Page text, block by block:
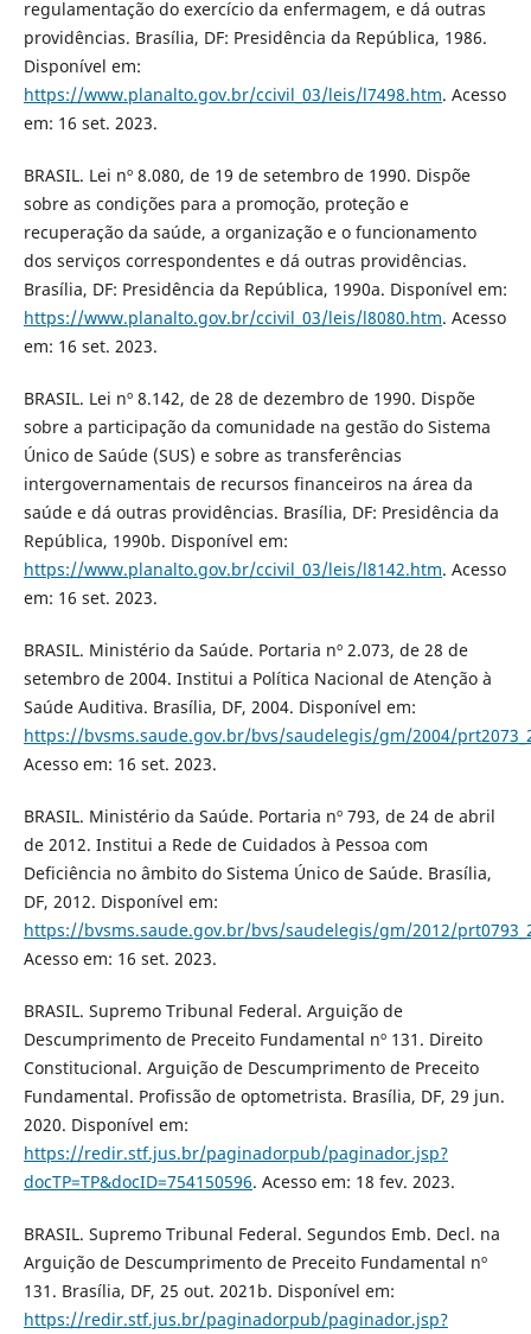
regulamentação do exercício da enfermagem, e dá outras
providências. Brasília, DF: Presidência da República, 1986.
Disponível em:
https://www.planalto.gov.br/ccivil_03/leis/l7498.htm. Acesso
em: 16 set. 2023.
BRASIL. Lei nº 8.080, de 19 de setembro de 1990. Dispõe
sobre as condições para a promoção, proteção e
recuperação da saúde, a organização e o funcionamento
dos serviços correspondentes e dá outras providências.
Brasília, DF: Presidência da República, 1990a. Disponível em:
https://www.planalto.gov.br/ccivil_03/leis/l8080.htm. Acesso
em: 16 set. 2023.
BRASIL. Lei nº 8.142, de 28 de dezembro de 1990. Dispõe
sobre a participação da comunidade na gestão do Sistema
Único de Saúde (SUS) e sobre as transferências
intergovernamentais de recursos financeiros na área da
saúde e dá outras providências. Brasília, DF: Presidência da
República, 1990b. Disponível em:
https://www.planalto.gov.br/ccivil_03/leis/l8142.htm. Acesso
em: 16 set. 2023.
BRASIL. Ministério da Saúde. Portaria nº 2.073, de 28 de
setembro de 2004. Institui a Política Nacional de Atenção à
Saúde Auditiva. Brasília, DF, 2004. Disponível em:
https://bvsms.saude.gov.br/bvs/saudelegis/gm/2004/
Acesso em: 16 set. 2023.
BRASIL. Ministério da Saúde. Portaria nº 793, de 24 de abril
de 2012. Institui a Rede de Cuidados à Pessoa com
Deficiência no âmbito do Sistema Único de Saúde. Brasília,
DF, 2012. Disponível em:
https://bvsms.saude.gov.br/bvs/saudelegis/gm/2012/
Acesso em: 16 set. 2023.
BRASIL. Supremo Tribunal Federal. Arguição de
Descumprimento de Preceito Fundamental nº 131. Direito
Constitucional. Arguição de Descumprimento de Preceito
Fundamental. Profissão de optometrista. Brasília, DF, 29 jun.
2020. Disponível em:
https://redir.stf.jus.br/paginadorpub/paginador.jsp?
docTP=TP&docID=754150596. Acesso em: 18 fev. 2023.
BRASIL. Supremo Tribunal Federal. Segundos Emb. Decl. na
Arguição de Descumprimento de Preceito Fundamental nº
131. Brasília, DF, 25 out. 2021b. Disponível em:
https://redir.stf.jus.br/paginadorpub/paginador.jsp?